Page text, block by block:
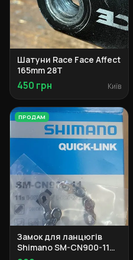
Шатуни Race Face Affect
165mm 28T
450 грн Київ
ПРОДАМ
Замок для ланцюгів
Shimano SM-CN900-11